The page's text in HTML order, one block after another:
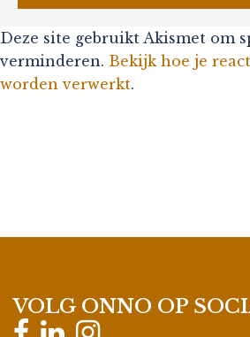
Deze site gebruikt Akismet om
verminderen. Bekijk hoe je
worden verwerkt.
VOLG ONNO OP